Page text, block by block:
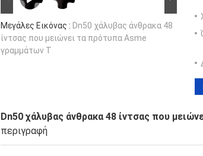
Μεγάλες Εικόνας : Dn50 χάλυβας άνθρακα 48
ίντσας που μειώνει τα πρότυπα Asme
γραμμάτων Τ
Dn50 χάλυβας άνθρακα 48 ίντσας που
περιγραφή